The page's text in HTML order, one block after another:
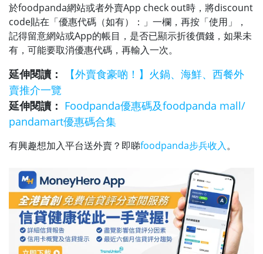
於foodpanda網站或者外賣App check out時，將discount
code貼在「優惠代碼（如有）：」一欄，再按「使用」，
記得留意網站或App的帳目，是否已顯示折後價錢，如果未
有，可能要取消優惠代碼，再輸入一次。
延伸閱讀：
【外賣食豪啲！】火鍋、海鮮、西餐外
賣推介一覽
延伸閱讀： Foodpanda優惠碼及foodpanda mall/
pandamart優惠碼合集
有興趣想加入平台送外賣？即睇foodpanda步兵收入。